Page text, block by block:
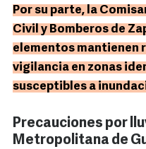
Por su parte, la
Civil y Bomberos de
elementos mantienen
vigilancia en zonas
susceptibles a
Precauciones por
Metropolitana de